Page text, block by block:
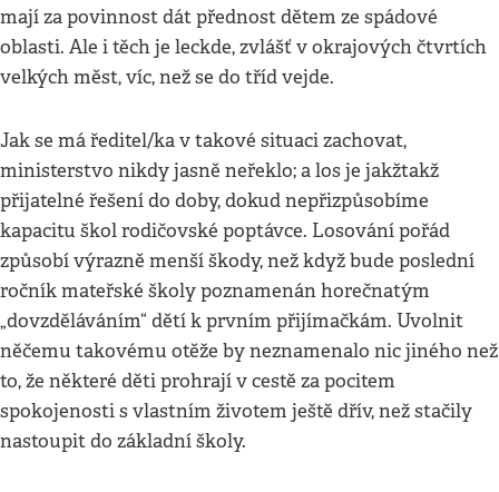
mají za povinnost dát přednost dětem ze spádové
oblasti. Ale i těch je leckde, zvlášť v okrajových čtvrtích
velkých měst, víc, než se do tříd vejde.
Jak se má ředitel/ka v takové situaci zachovat,
ministerstvo nikdy jasně neřeklo; a los je jakžtakž
přijatelné řešení do doby, dokud nepřizpůsobíme
kapacitu škol rodičovské poptávce. Losování pořád
způsobí výrazně menší škody, než když bude poslední
ročník mateřské školy poznamenán horečnatým
„dovzděláváním“ dětí k prvním přijímačkám. Uvolnit
něčemu takovému otěže by neznamenalo nic jiného než
to, že některé děti prohrají v cestě za pocitem
spokojenosti s vlastním životem ještě dřív, než stačily
nastoupit do základní školy.